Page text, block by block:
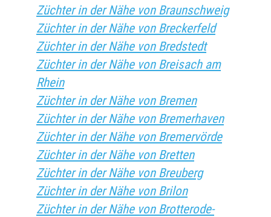
Züchter in der Nähe von Braunschweig
Züchter in der Nähe von Breckerfeld
Züchter in der Nähe von Bredstedt
Züchter in der Nähe von Breisach am
Rhein
Züchter in der Nähe von Bremen
Züchter in der Nähe von Bremerhaven
Züchter in der Nähe von Bremervörde
Züchter in der Nähe von Bretten
Züchter in der Nähe von Breuberg
Züchter in der Nähe von Brilon
Züchter in der Nähe von Brotterode-